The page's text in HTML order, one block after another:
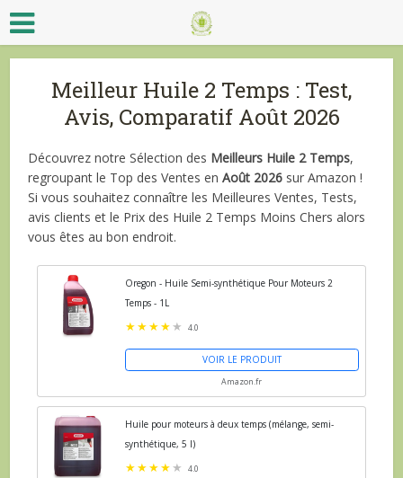
Meilleur Huile 2 Temps : Test,
Avis, Comparatif Août 2026
Découvrez notre Sélection des Meilleurs Huile 2 Temps,
regroupant le Top des Ventes en Août 2026 sur Amazon !
Si vous souhaitez connaître les Meilleures Ventes, Tests,
avis clients et le Prix des Huile 2 Temps Moins Chers alors
vous êtes au bon endroit.
Oregon - Huile Semi-synthétique Pour Moteurs 2
Temps - 1L
4.0
VOIR LE PRODUIT
Amazon.fr
Huile pour moteurs à deux temps (mélange, semi-
synthétique, 5 l)
4.0